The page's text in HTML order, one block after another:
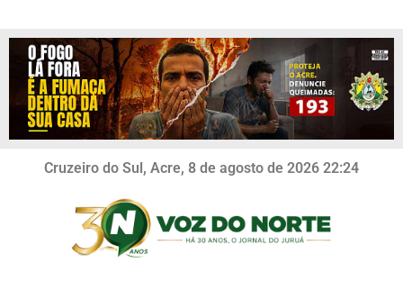
Cruzeiro do Sul, Acre, 8 de agosto de 2026 22:24